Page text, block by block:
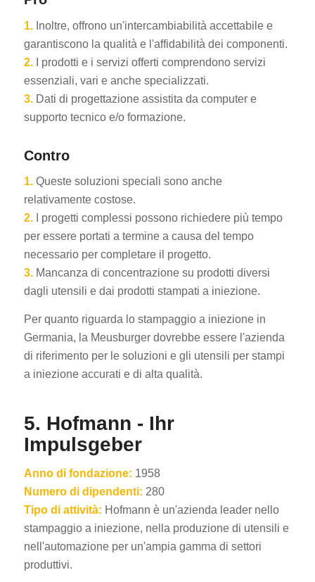
1. Inoltre, offrono un'intercambiabilità accettabile e
garantiscono la qualità e l'affidabilità dei componenti.
2.
I prodotti e i servizi offerti comprendono servizi
essenziali, vari e anche specializzati.
3. Dati di progettazione assistita da computer e
supporto tecnico e/o formazione.
Contro
1. Queste soluzioni speciali sono anche
relativamente costose.
2.
I progetti complessi possono richiedere più tempo
per essere portati a termine a causa del tempo
necessario per completare il progetto.
3. Mancanza di concentrazione su prodotti diversi
dagli utensili e dai prodotti stampati a iniezione.
Per quanto riguarda lo stampaggio a iniezione in
Germania, la Meusburger dovrebbe essere l'azienda
di riferimento per le soluzioni e gli utensili per stampi
a iniezione accurati e di alta qualità.
5. Hofmann - Ihr
Impulsgeber
Anno di fondazione: 1958
Numero di dipendenti: 280
Tipo di attività: Hofmann è un'azienda leader nello
stampaggio a iniezione, nella produzione di utensili e
nell'automazione per un'ampia gamma di settori
produttivi.